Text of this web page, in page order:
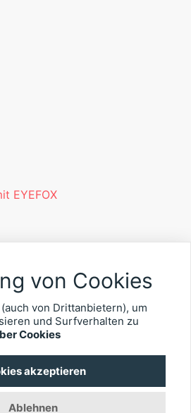
EYEFOX
Möglichkeiten
von Cookies
von Drittanbietern), um
und Surfverhalten zu
Cookies
akzeptieren
Ablehnen